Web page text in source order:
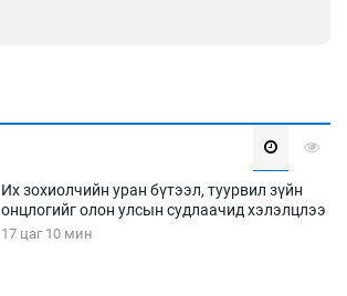
Их зохиолчийн уран бүтээл, туурвил зүйн
онцлогийг олон улсын судлаачид хэлэлцлээ
17 цаг 10 мин